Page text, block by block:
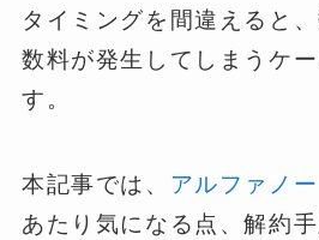
タイミングを間違えると
数料が発生してしまうケ
す。
本記事では、 アルファノー
あたり気になる点、解約